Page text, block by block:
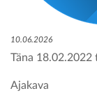
10.06.2026
Täna 18.02.2022
Ajakava